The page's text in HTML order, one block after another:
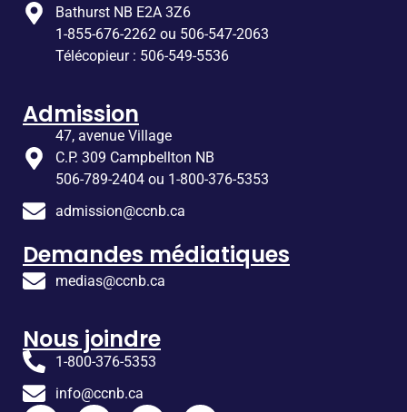
Bathurst NB E2A 3Z6
1-855-676-2262 ou 506-547-2063
Télécopieur : 506-549-5536
Admission
47, avenue Village
C.P. 309 Campbellton NB
506-789-2404 ou 1-800-376-5353
admission@ccnb.ca
Demandes médiatiques
medias@ccnb.ca
Nous joindre
1-800-376-5353
info@ccnb.ca